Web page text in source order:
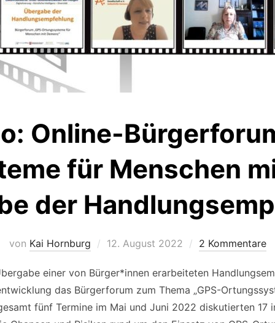
Online-
für Menschen
der
von Kai Hornburg
Veröffentlicht
12. August 2022 2 Kommentare
einer von Bürger*innen erarbeiteten
das Bürgerforum zum Thema „GPS-
fünf Termine im Mai und Juni 2022 diskutierten 17